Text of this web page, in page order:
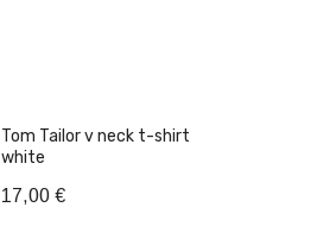
Tom Tailor v neck t-shirt
white
17,00 €